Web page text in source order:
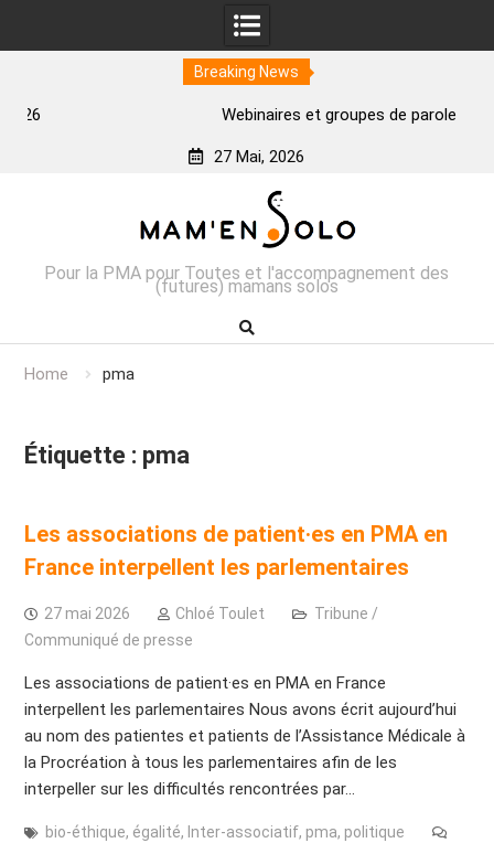
Breaking News
Webinaires et groupes de parole
27 Mai, 2026
Pour la PMA pour Toutes et l'accompagnement des
(futures) mamans solos
Home pma
Étiquette : pma
Les associations de patient·es en PMA en
France interpellent les parlementaires
27 mai 2026 Chloé Toulet
Tribune /
Communiqué de presse
Les associations de patient·es en PMA en France
interpellent les parlementaires Nous avons écrit aujourd’hui
au nom des patientes et patients de l’Assistance Médicale à
la Procréation à tous les parlementaires afin de les
interpeller sur les difficultés rencontrées par…
bio-éthique, égalité, Inter-associatif, pma, politique